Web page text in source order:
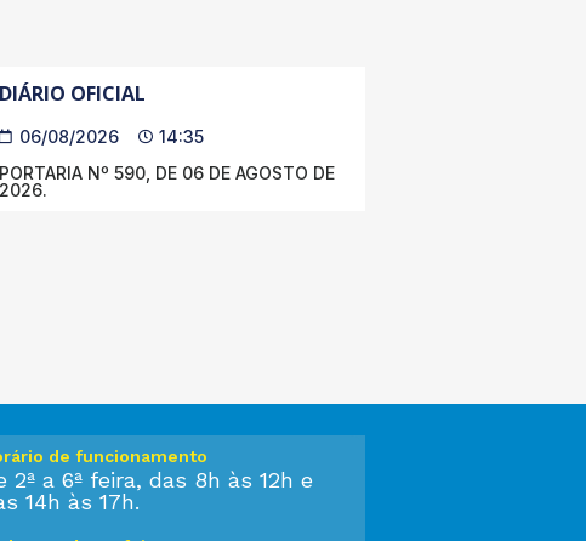
DIÁRIO OFICIAL
06/08/2026
14:35
PORTARIA Nº 590, DE 06 DE AGOSTO DE
2026.
de funcionamento
2ª a 6ª feira, das 8h às 12h e
14h às 17h.